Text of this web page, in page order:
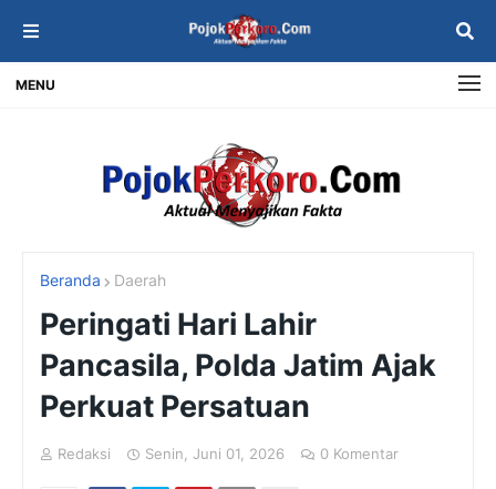
MENU
Beranda Daerah
Peringati Hari Lahir
Pancasila, Polda Jatim Ajak
Perkuat Persatuan
Redaksi Senin, Juni 01, 2026 0 Komentar